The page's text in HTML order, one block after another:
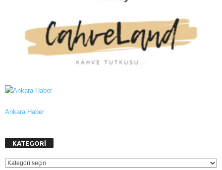
Ankara Haber
KATEGORİ
KATEGORİ